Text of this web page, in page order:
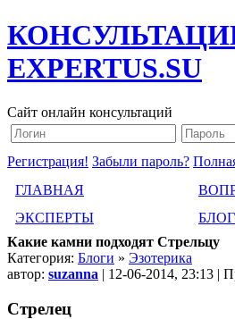
EXPERTUS.SU
Сайт онлайн консультаций
Регистрация! Забыли пароль?
ГЛАВНАЯ
ЭКСПЕРТЫ
Какие камни подходят Стрельцу
Категория: Блоги » Эзотерика
автор: suzanna | 12-06-2014, 23:13 |
Стрелец